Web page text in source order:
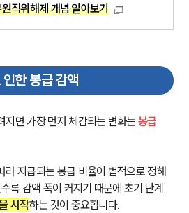
직위해제 개념 알아보기
한 봉급 감액
지면 가장 먼저 체감되는 변화는 봉급
라 지급되는 봉급 비율이 법적으로 정해
록 감액 폭이 커지기 때문에 초기 단계
시작하는 것이 중요합니다.